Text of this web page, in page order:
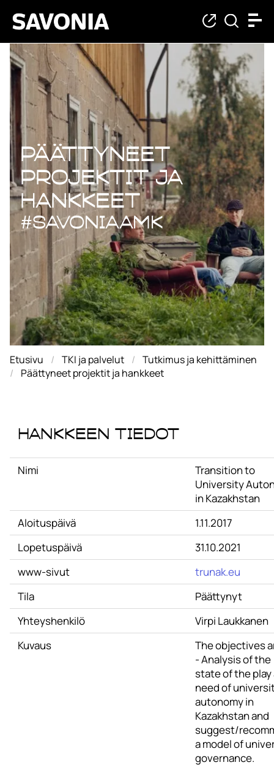
Päättyneet
Päättyneet
projektit ja
hankkeet
#savoniaAMK
Etusivu TKI ja palvelut
Tutkimus ja kehittäminen
Päättyneet projektit ja hankkeet
Hankkeen tiedot
Nimi
Transition to
University
in Kazakhstan
Aloituspäivä
1.11.2017
Lopetuspäivä
31.10.2021
www-sivut
trunak.eu
Tila
Päättynyt
Yhteyshenkilö
Virpi Laukkanen
Kuvaus
The objectives
- Analysis of the
state of the play
need of
autonomy in
Kazakhstan and
suggest/
a model of
governance.